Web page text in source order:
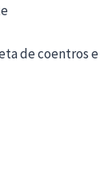
de coentros e